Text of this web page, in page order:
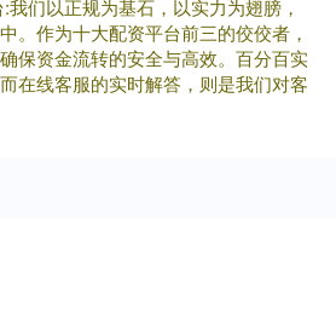
们以正规为基石，以实力为翅膀，
。作为十大配资平台前三的佼佼者，
保资金流转的安全与高效。百分百实
在线客服的实时解答，则是我们对客